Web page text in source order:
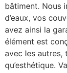
bâtiment. Nous
d’eaux, vos
avez ainsi la
élément est
avec les autres,
qu’esthétique.